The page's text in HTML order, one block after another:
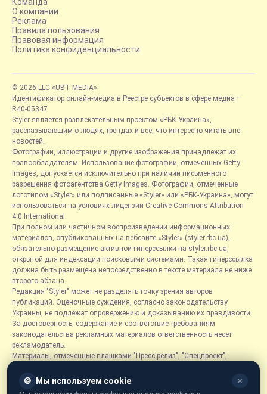
О компании
Реклама
Правила пользования
Правовая информация
Политика конфиденциальности
© 2026 LLC «UBT MEDIA»
Идентификатор онлайн-медиа в Реестре субъектов в сфере медиа —
R40-05347
Styler является развлекательным проектом «РБК-Украина»,
рассказывающим о людях, трендах и всё, что интересно читать вне
новостей.
Фотографии, иллюстрации и другие изображения принадлежат их
правообладателям. Использование фотографий, отмеченных Getty
Images, допускается исключительно при наличии письменного
разрешения фотоагентства Getty Images. Фотографии, отмеченные
логотипом «Styler» или подписанные «Styler» или «РБК-Украина», могут
использоваться на условиях лицензии Creative Commons Attribution
4.0 International.
При полном или частичном воспроизведении информационных
материалов, опубликованных на вебсайте «Styler» (styler.rbc.ua),
обязательно размещение активной гиперссылки на styler.rbc.ua,
открытой для индексации поисковыми системами. Такая гиперссылка
должна быть размещена непосредственно в тексте материала не ниже
второго абзаца.
Редакция "Styler" может не разделять точку зрения авторов
публикаций. Оценочные суждения, согласно законодательству
Украины, не подлежат опровержению и доказыванию их правдивости.
За достоверность, содержание и соответствие требованиям
законодательства рекламных материалов ответственность несет
рекламодатель.
Материалы, отмеченные плашками "Пресс-релиз", "Спецпроект",
размещаются на правах рекламы.
Рубрика «Новости компаний» является информационным форматом,
🍪 Мы используем cookie ✕